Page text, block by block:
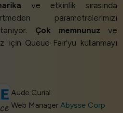
ve etkinlik sırasında
parametrelerimizi
Çok memnunuz ve
için Queue-Fair'yu kullanmayı
Aude Curial
Web Manager Abysse Corp